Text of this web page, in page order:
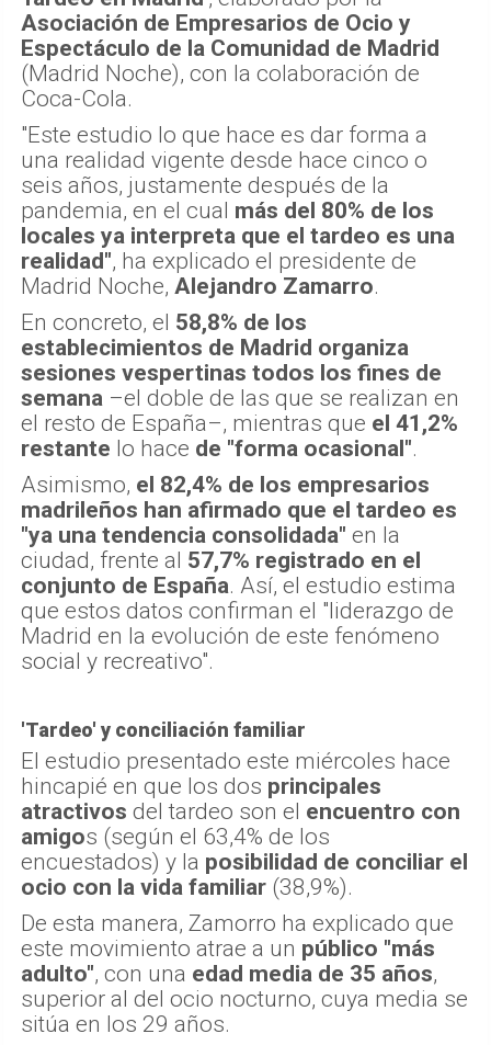
Asociación de Empresarios de Ocio y
Espectáculo de la Comunidad de Madrid
(Madrid Noche), con la colaboración de
Coca-Cola.
"Este estudio lo que hace es dar forma a
una realidad vigente desde hace cinco o
seis años, justamente después de la
pandemia, en el cual más del 80% de los
locales ya interpreta que el tardeo es una
realidad", ha explicado el presidente de
Madrid Noche, Alejandro Zamarro.
En concreto, el 58,8% de los
establecimientos de Madrid organiza
sesiones vespertinas todos los fines de
semana –el doble de las que se realizan en
el resto de España–, mientras que el 41,2%
restante lo hace de "forma ocasional".
Asimismo, el 82,4% de los empresarios
madrileños han afirmado que el tardeo es
"ya una tendencia consolidada" en la
ciudad, frente al 57,7% registrado en el
conjunto de España. Así, el estudio estima
que estos datos confirman el "liderazgo de
Madrid en la evolución de este fenómeno
social y recreativo".
'Tardeo' y conciliación familiar
El estudio presentado este miércoles hace
hincapié en que los dos principales
atractivos del tardeo son el encuentro con
amigos (según el 63,4% de los
encuestados) y la posibilidad de conciliar el
ocio con la vida familiar (38,9%).
De esta manera, Zamorro ha explicado que
este movimiento atrae a un público "más
adulto", con una edad media de 35 años,
superior al del ocio nocturno, cuya media se
sitúa en los 29 años.